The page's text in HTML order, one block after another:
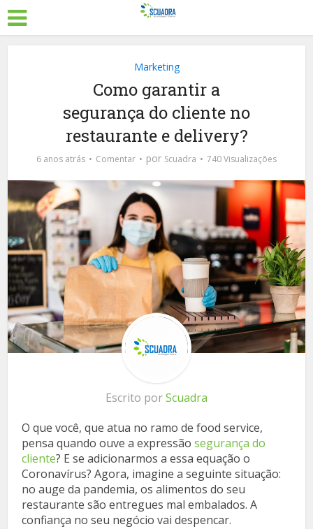
Marketing
Como garantir a
segurança do cliente no
restaurante e delivery?
6 anos atrás Comentar por Scuadra 740 Visualizações
Escrito porScuadra
O que você, que atua no ramo de food service,
pensa quando ouve a expressãosegurança do
cliente? E se adicionarmos a essa equação o
Coronavírus? Agora, imagine a seguinte situação:
no auge da pandemia, os alimentos do seu
restaurante são entregues mal embalados. A
confiança no seu negócio vai despencar.